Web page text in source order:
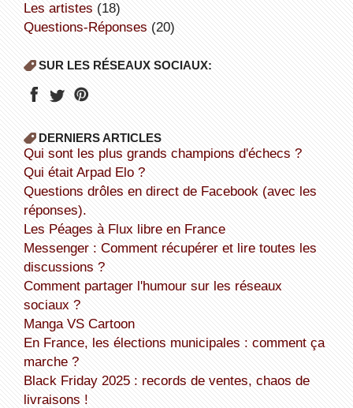
Les artistes (18)
Questions-Réponses (20)
SUR LES RÉSEAUX SOCIAUX:
DERNIERS ARTICLES
Qui sont les plus grands champions d'échecs ?
Qui était Arpad Elo ?
Questions drôles en direct de Facebook (avec les
réponses).
Les Péages à Flux libre en France
Messenger : Comment récupérer et lire toutes les
discussions ?
Comment partager l'humour sur les réseaux
sociaux ?
Manga VS Cartoon
En France, les élections municipales : comment ça
marche ?
Black Friday 2025 : records de ventes, chaos de
livraisons !